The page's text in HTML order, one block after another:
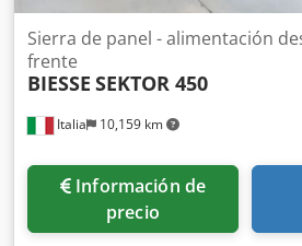
Italia 10,159 km
Sierra de panel - alimentación
frente
BIESSE SEKTOR 450
Información de
precio